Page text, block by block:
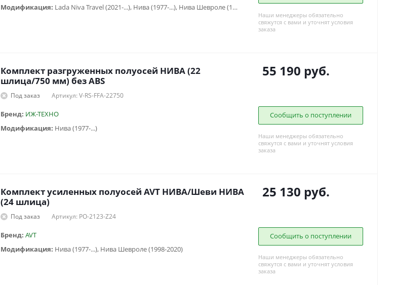
Модификация:
Lada Niva Travel (2021-...), Нива (1977-...), Нива Шевроле (1998-2020)
Наши менеджеры обязательно
свяжутся с вами и уточнят условия
заказа
Комплект разгруженных полуосей НИВА (22
шлица/750 мм) без ABS
Под заказ Артикул: V-RS-FFA-22750
Бренд: ИЖ-ТЕХНО
Модификация: Нива (1977-...)
55 190 руб.
Сообщить о поступлении
Наши менеджеры обязательно
свяжутся с вами и уточнят условия
заказа
Комплект усиленных полуосей AVT НИВА/Шеви НИВА
(24 шлица)
Под заказ Артикул: PO-2123-Z24
Бренд: AVT
Модификация: Нива (1977-...), Нива Шевроле (1998-2020)
25 130 руб.
Сообщить о поступлении
Наши менеджеры обязательно
свяжутся с вами и уточнят условия
заказа